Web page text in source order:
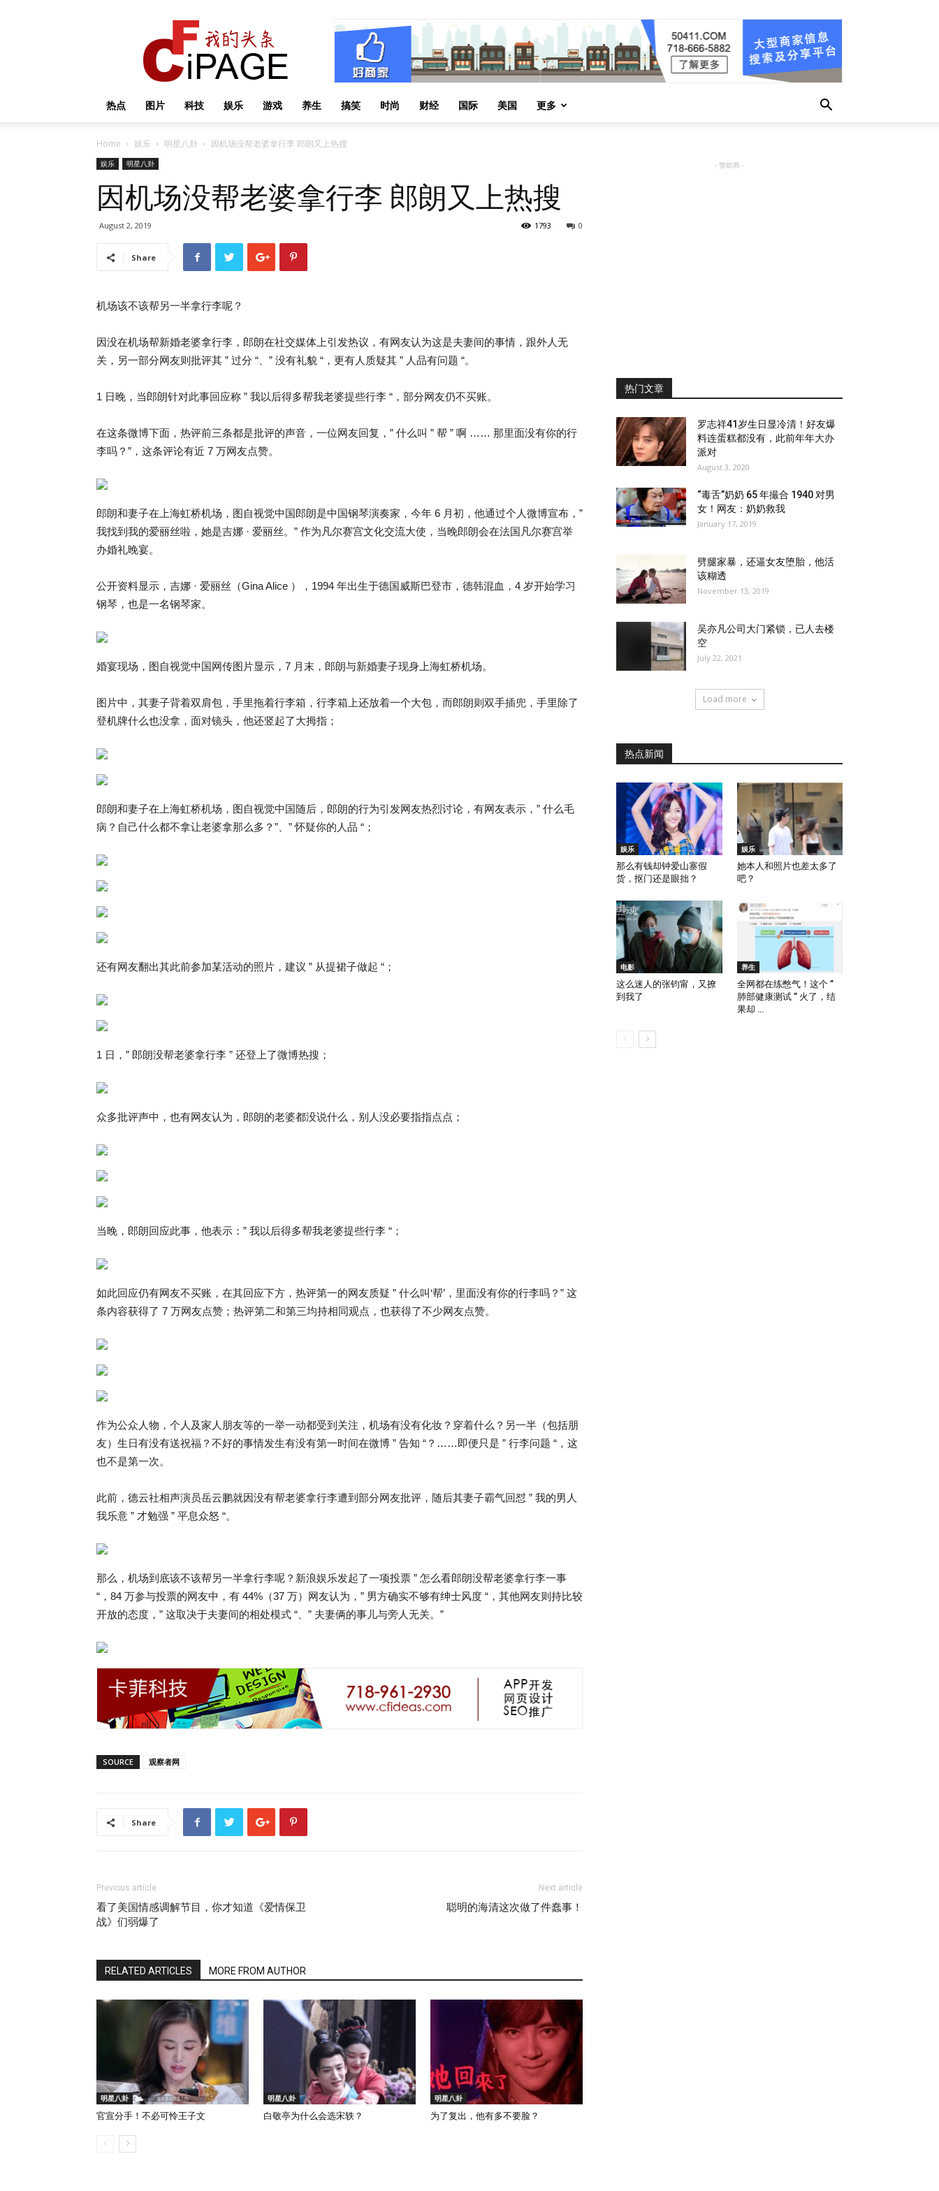
热点 图片 科技 娱乐 游戏 养生 搞笑 时尚 财经 国际 美国 更多
Home 娱乐 明星八卦 因机场没帮老婆拿行李 郎朗又上热搜
娱乐 明星八卦
因机场没帮老婆拿行李 郎朗又上热搜
August 2, 2019 0
1793
Share
机场该不该帮另一半拿行李呢？
因没在机场帮新婚老婆拿行李，郎朗在社交媒体上引发热议，有网友认为这是夫妻间的事情，跟外人无
关，另一部分网友则批评其 ” 过分 “、” 没有礼貌 “，更有人质疑其 ” 人品有问题 “。
1 日晚，当郎朗针对此事回应称 ” 我以后得多帮我老婆提些行李 “，部分网友仍不买账。
在这条微博下面，热评前三条都是批评的声音，一位网友回复，” 什么叫 ” 帮 ” 啊 …… 那里面没有你的行
李吗？”，这条评论有近 7 万网友点赞。
郎朗和妻子在上海虹桥机场，图自视觉中国郎朗是中国钢琴演奏家，今年 6 月初，他通过个人微博宣布，”
我找到我的爱丽丝啦，她是吉娜 · 爱丽丝。” 作为凡尔赛宫文化交流大使，当晚郎朗会在法国凡尔赛宫举
办婚礼晚宴。
公开资料显示，吉娜 · 爱丽丝（Gina Alice ），1994 年出生于德国威斯巴登市，德韩混血，4 岁开始学习
钢琴，也是一名钢琴家。
婚宴现场，图自视觉中国网传图片显示，7 月末，郎朗与新婚妻子现身上海虹桥机场。
图片中，其妻子背着双肩包，手里拖着行李箱，行李箱上还放着一个大包，而郎朗则双手插兜，手里除了
登机牌什么也没拿，面对镜头，他还竖起了大拇指；
郎朗和妻子在上海虹桥机场，图自视觉中国随后，郎朗的行为引发网友热烈讨论，有网友表示，” 什么毛
病？自己什么都不拿让老婆拿那么多？”、” 怀疑你的人品 “；
还有网友翻出其此前参加某活动的照片，建议 ” 从提裙子做起 “；
1 日，” 郎朗没帮老婆拿行李 ” 还登上了微博热搜；
众多批评声中，也有网友认为，郎朗的老婆都没说什么，别人没必要指指点点；
当晚，郎朗回应此事，他表示：” 我以后得多帮我老婆提些行李 “；
如此回应仍有网友不买账，在其回应下方，热评第一的网友质疑 ” 什么叫‘帮’，里面没有你的行李吗？” 这
条内容获得了 7 万网友点赞；热评第二和第三均持相同观点，也获得了不少网友点赞。
作为公众人物，个人及家人朋友等的一举一动都受到关注，机场有没有化妆？穿着什么？另一半（包括朋
友）生日有没有送祝福？不好的事情发生有没有第一时间在微博 ” 告知 “？……即便只是 ” 行李问题 “，这
也不是第一次。
此前，德云社相声演员岳云鹏就因没有帮老婆拿行李遭到部分网友批评，随后其妻子霸气回怼 ” 我的男人
我乐意 ” 才勉强 ” 平息众怒 “。
那么，机场到底该不该帮另一半拿行李呢？新浪娱乐发起了一项投票 ” 怎么看郎朗没帮老婆拿行李一事
“，84 万参与投票的网友中，有 44%（37 万）网友认为，” 男方确实不够有绅士风度 “，其他网友则持比较
开放的态度，” 这取决于夫妻间的相处模式 “、” 夫妻俩的事儿与旁人无关。”
SOURCE 观察者网
Share
Previous article
看了美国情感调解节目，你才知道《爱情保卫
战》们弱爆了
Next article
聪明的海清这次做了件蠢事！
RELATED ARTICLES MORE FROM AUTHOR
明星八卦
官宣分手！不必可怜王子文
明星八卦
白敬亭为什么会选宋轶？
明星八卦
为了复出，他有多不要脸？
- 赞助商 -
热门文章
罗志祥41岁生日显冷清！好友爆
料连蛋糕都没有，此前年年大办
派对
August 3, 2020
“毒舌”奶奶 65 年撮合 1940 对男
女！网友：奶奶救我
January 17, 2019
劈腿家暴，还逼女友堕胎，他活
该糊透
November 13, 2019
吴亦凡公司大门紧锁，已人去楼
空
July 22, 2021
Load more
热点新闻
娱乐
那么有钱却钟爱山寨假
货，抠门还是眼拙？
娱乐
她本人和照片也差太多了
吧？
电影
这么迷人的张钧甯，又撩
到我了
养生
全网都在练憋气！这个 ”
肺部健康测试 ” 火了，结
果却 …